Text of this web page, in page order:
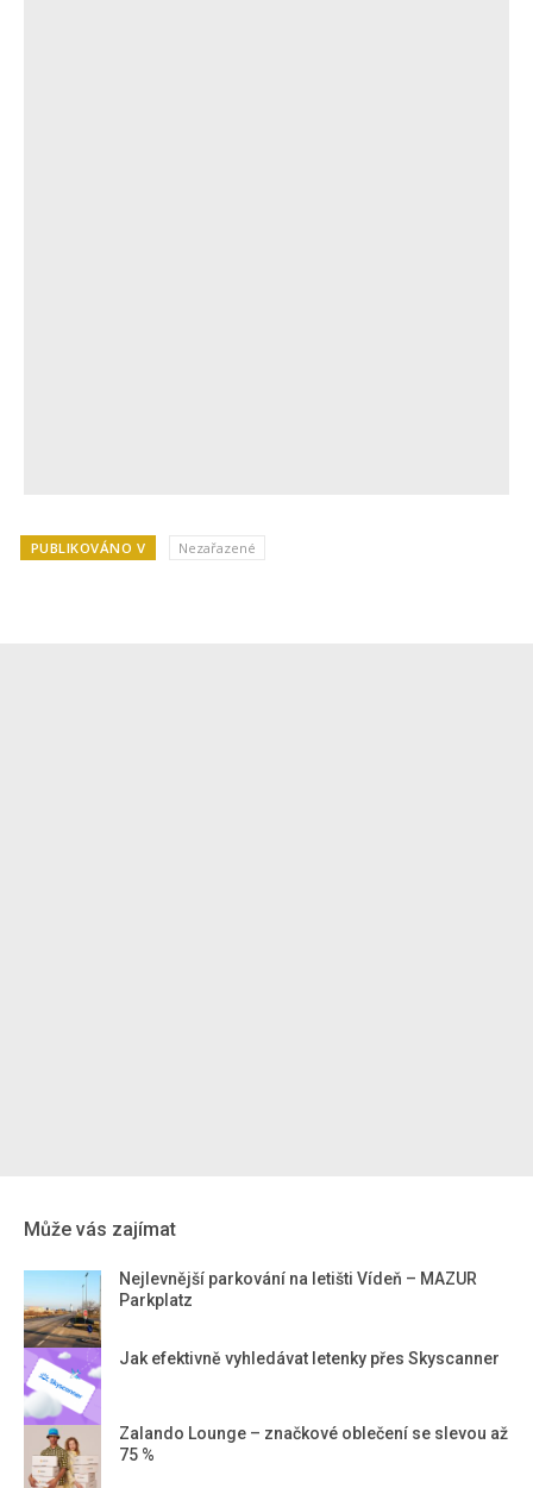
PUBLIKOVÁNO V Nezařazené
Může vás zajímat
Nejlevnější parkování na letišti Vídeň – MAZUR
Parkplatz
Jak efektivně vyhledávat letenky přes Skyscanner
Zalando Lounge – značkové oblečení se slevou až
75 %